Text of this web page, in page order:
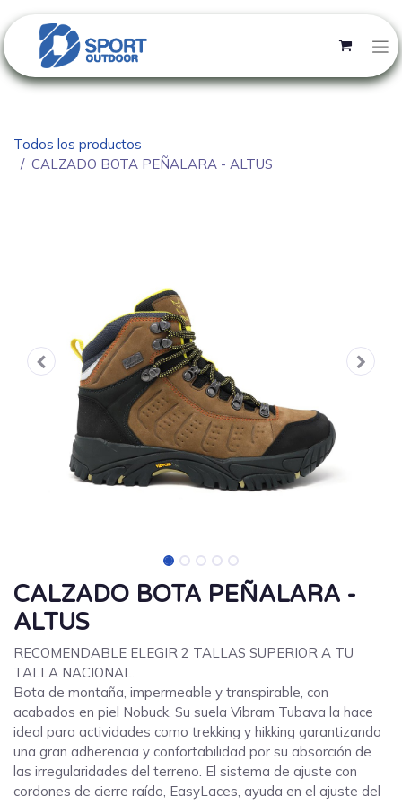
Todos los productos
CALZADO BOTA PEÑALARA - ALTUS
CALZADO BOTA PEÑALARA -
ALTUS
RECOMENDABLE ELEGIR 2 TALLAS SUPERIOR A TU
TALLA NACIONAL.
Bota de montaña, impermeable y transpirable, con
acabados en piel Nobuck. Su suela Vibram Tubava la hace
ideal para actividades como trekking y hikking garantizando
una gran adherencia y confortabilidad por su absorción de
las irregularidades del terreno. El sistema de ajuste con
cordones de cierre raído, EasyLaces, ayuda en el ajuste del